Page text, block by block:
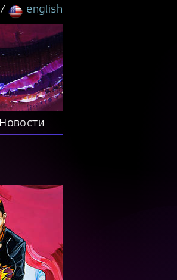
/ english
Новости